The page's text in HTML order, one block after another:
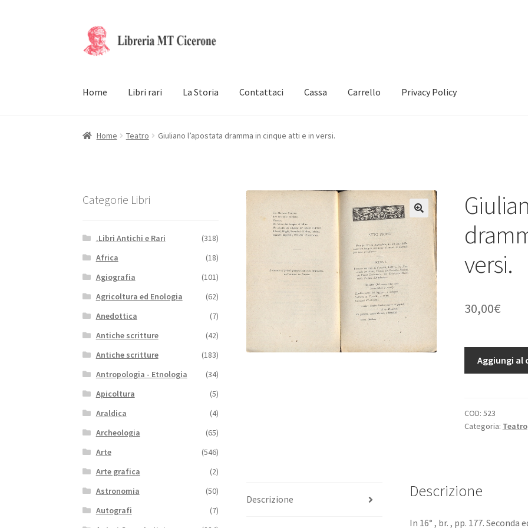
Vai
alla
Vai
al
Home Libri rari La Storia Contattaci Cassa Carrello Privacy Policy
Home Teatro Giuliano l’apostata dramma in cinque atti e in versi.
versi.
30,00€
l'apostata
cinque
atti
quantità
Aggiungi al
COD: 523
Categoria: Teatro
Descrizione Descrizione
In 16° , br. , pp. 177. Seconda
Categorie Libri
.Libri Antichi e Rari
(318)
Africa
(18)
Agiografia
(101)
Agricoltura ed Enologia
(62)
Anedottica
(7)
Antiche scritture
(42)
Antiche scritture
(183)
Antropologia - Etnologia
(34)
Apicoltura
(5)
Araldica
(4)
Archeologia
(65)
Arte
(546)
Arte grafica
(2)
Astronomia
(50)
Autografi
(7)